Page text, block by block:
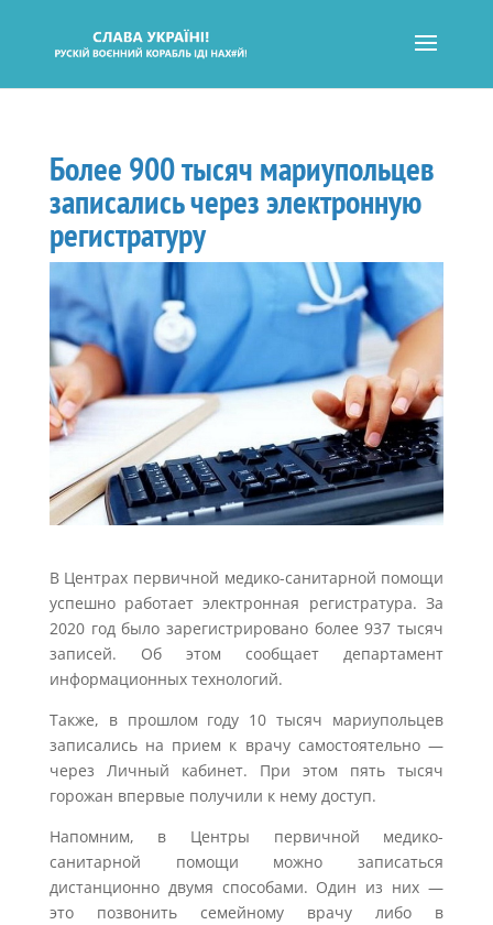
Более 900 тысяч мариупольцев
записались через электронную
регистратуру
В Центрах первичной медико-санитарной помощи
успешно работает электронная регистратура. За
2020 год было зарегистрировано более 937 тысяч
записей. Об этом сообщает департамент
информационных технологий.
Также, в прошлом году 10 тысяч мариупольцев
записались на прием к врачу самостоятельно —
через Личный кабинет. При этом пять тысяч
горожан впервые получили к нему доступ.
Напомним, в Центры первичной медико-
санитарной помощи можно записаться
дистанционно двумя способами. Один из них —
это позвонить семейному врачу либо в